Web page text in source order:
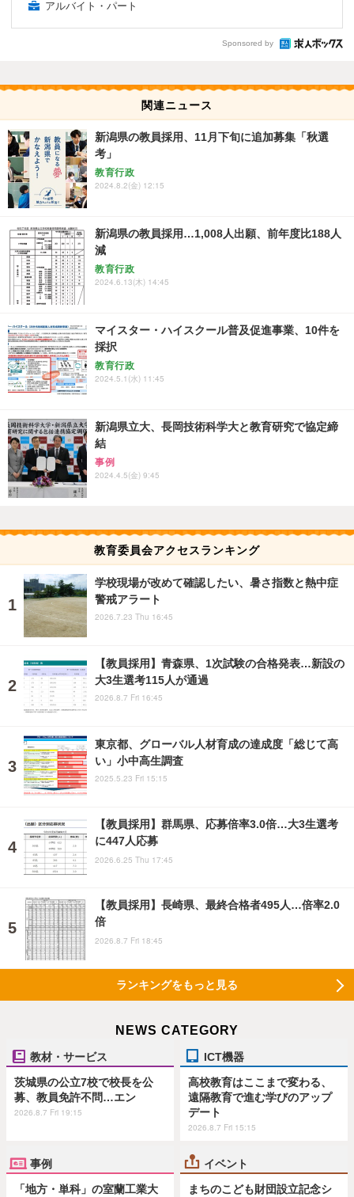
アルバイト・パート
Sponsored by
関連ニュース
新潟県の教員採用、11月下旬に追加募集「秋選
考」
教育行政
2024.8.2(金) 12:15
新潟県の教員採用…1,008人出願、前年度比188人
減
教育行政
2024.6.13(木) 14:45
マイスター・ハイスクール普及促進事業、10件を
採択
教育行政
2024.5.1(水) 11:45
新潟県立大、長岡技術科学大と教育研究で協定締
結
事例
2024.4.5(金) 9:45
教育委員会アクセスランキング
学校現場が改めて確認したい、暑さ指数と熱中症
警戒アラート
2026.7.23 Thu 16:45
【教員採用】青森県、1次試験の合格発表…新設の
大3生選考115人が通過
2026.8.7 Fri 16:45
東京都、グローバル人材育成の達成度「総じて高
い」小中高生調査
2025.5.23 Fri 15:15
【教員採用】群馬県、応募倍率3.0倍…大3生選考
に447人応募
2026.6.25 Thu 17:45
【教員採用】長崎県、最終合格者495人…倍率2.0
倍
2026.8.7 Fri 18:45
ランキングをもっと見る
NEWS CATEGORY
教材・サービス
茨城県の公立7校で校長を公
募、教員免許不問…エン
2026.8.7 Fri 19:15
ICT機器
高校教育はここまで変わる、
遠隔教育で進む学びのアップ
デート
2026.8.7 Fri 15:15
事例
「地方・単科」の室蘭工業大
イベント
まちのこども財団設立記念シ